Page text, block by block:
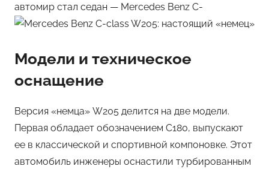
автомир стал седан — Mercedes Benz C-
Модели и техническое
оснащение
Версия «немца» W205 делится на две модели.
Первая обладает обозначением С180, выпускают
ее в классической и спортивной компоновке. Этот
автомобиль инженеры оснастили турбированным